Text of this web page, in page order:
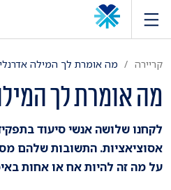
קריירה מה אומרת לך המילה
מה אומרת לך
לקחנו שלושה אנשי סיעוד
אסוציאציות. התשובות שלהם
על מה זה להיות אח או אחות